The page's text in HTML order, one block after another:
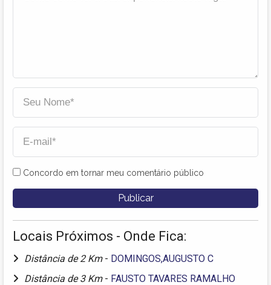
Concordo em tornar meu comentário público
Locais Próximos - Onde Fica:
Distância de 2 Km - DOMINGOS,AUGUSTO C
Distância de 3 Km - FAUSTO TAVARES RAMALHO